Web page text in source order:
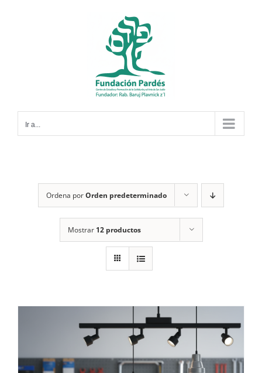
Ir a...
Ordena porOrden predeterminado
Mostrar 12 productos